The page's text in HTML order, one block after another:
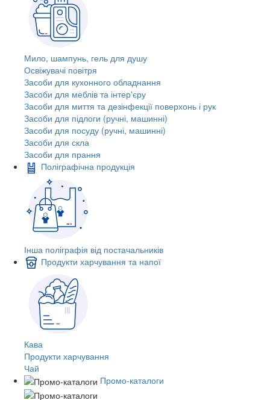
Мило, шампунь, гель для душу
Освіжувачі повітря
Засоби для кухонного обладнання
Засоби для меблів та інтер'єру
Засоби для миття та дезінфекції поверхонь і рук
Засоби для підлоги (ручні, машинні)
Засоби для посуду (ручні, машинні)
Засоби для скла
Засоби для прання
Поліграфічна продукція
Інша поліграфія від постачальників
Продукти харчування та напої
Кава
Продукти харчування
Чай
Промо-каталоги